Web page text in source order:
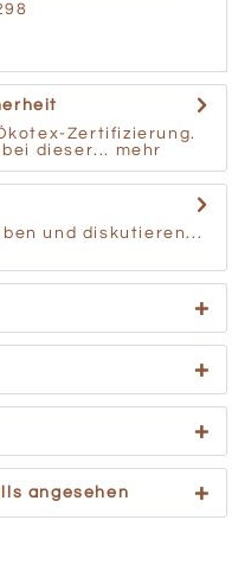
Zertifizierung.
dieser...
mehr
und diskutieren...
angesehen